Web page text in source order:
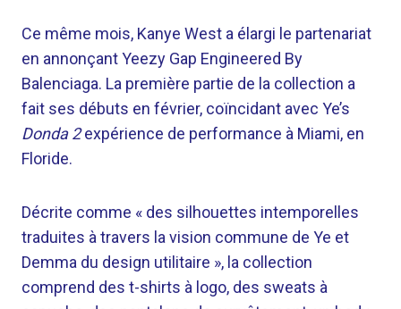
Ce même mois, Kanye West a élargi le partenariat
en annonçant Yeezy Gap Engineered By
Balenciaga. La première partie de la collection a
fait ses débuts en février, coïncidant avec Ye’s
Donda 2expérience de performance à Miami, en
Floride.
Décrite comme « des silhouettes intemporelles
traduites à travers la vision commune de Ye et
Demma du design utilitaire », la collection
comprend des t-shirts à logo, des sweats à